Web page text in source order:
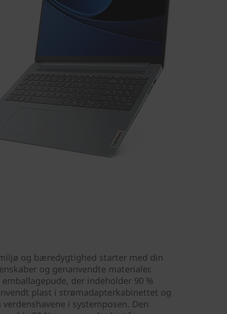
og bæredygtighed starter med din
og genanvendte materialer.
der indeholder 90 %
plast i strømadapterkabinettet og
i systemposen. Den